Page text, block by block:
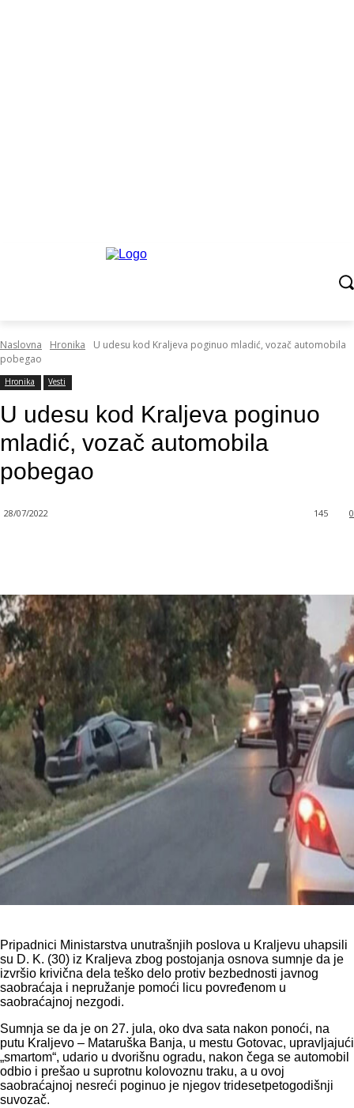
Naslovna Hronika
U udesu kod Kraljeva poginuo mladić, vozač automobila
pobegao
Hronika Vesti
U udesu kod Kraljeva poginuo
mladić, vozač automobila
pobegao
28/07/2022 0
145
Pripadnici Ministarstva unutrašnjih poslova u Kraljevu uhapsili
su D. K. (30) iz Kraljeva zbog postojanja osnova sumnje da je
izvršio krivična dela teško delo protiv bezbednosti javnog
saobraćaja i nepružanje pomoći licu povređenom u
saobraćajnoj nezgodi.
Sumnja se da je on 27. jula, oko dva sata nakon ponoći, na
putu Kraljevo – Mataruška Banja, u mestu Gotovac, upravljajući
„smartom“, udario u dvorišnu ogradu, nakon čega se automobil
odbio i prešao u suprotnu kolovoznu traku, a u ovoj
saobraćajnoj nesreći poginuo je njegov tridesetpetogodišnji
suvozač.